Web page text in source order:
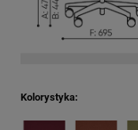
Kolorystyka: